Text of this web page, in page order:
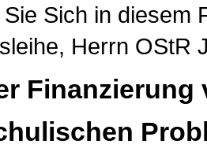
Sich in diesem
Herrn OStR